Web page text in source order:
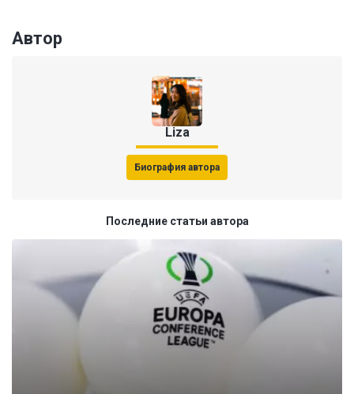
Автор
Liza
Биография автора
Последние статьи автора